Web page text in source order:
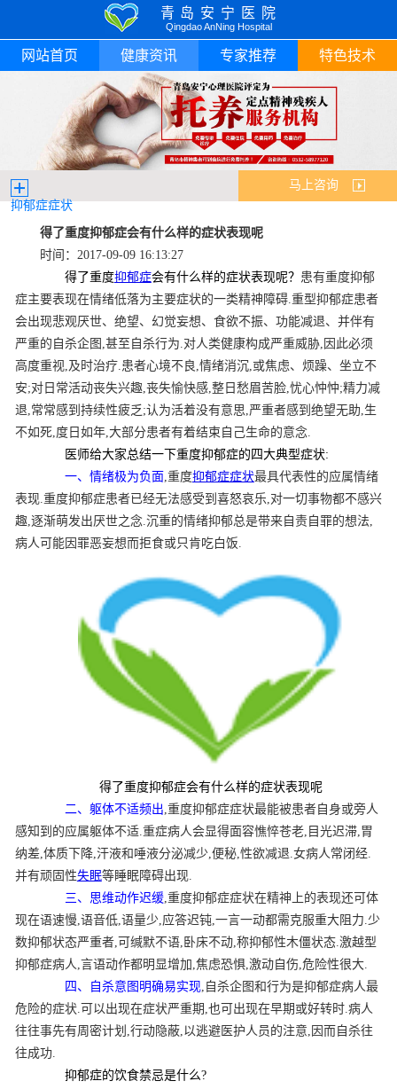
青岛安宁医院
Qingdao AnNing Hospital
网站首页 健康资讯 专家推荐 特色技术
抑郁症症状
马上咨询
得了重度抑郁症会有什么样的症状表现呢
时间：2017-09-09 16:13:27
得了重度抑郁症会有什么样的症状表现呢？ 患有重度抑郁
症主要表现在情绪低落为主要症状的一类精神障碍.重型抑郁症患者
会出现悲观厌世、绝望、幻觉妄想、食欲不振、功能减退、并伴有
严重的自杀企图,甚至自杀行为.对人类健康构成严重威胁,因此必须
高度重视,及时治疗.患者心境不良,情绪消沉,或焦虑、烦躁、坐立不
安;对日常活动丧失兴趣,丧失愉快感,整日愁眉苦脸,忧心忡忡;精力减
退,常常感到持续性疲乏;认为活着没有意思,严重者感到绝望无助,生
不如死,度日如年,大部分患者有着结束自己生命的意念.
医师给大家总结一下重度抑郁症的四大典型症状:
一、情绪极为负面,重度抑郁症症状最具代表性的应属情绪
表现.重度抑郁症患者已经无法感受到喜怒哀乐,对一切事物都不感兴
趣,逐渐萌发出厌世之念.沉重的情绪抑郁总是带来自责自罪的想法,
病人可能因罪恶妄想而拒食或只肯吃白饭.
得了重度抑郁症会有什么样的症状表现呢
二、躯体不适频出 ,重度抑郁症症状最能被患者自身或旁人
感知到的应属躯体不适.重症病人会显得面容憔悴苍老,目光迟滞,胃
纳差,体质下降,汗液和唾液分泌减少,便秘,性欲减退.女病人常闭经.
并有顽固性失眠等睡眠障碍出现.
三、思维动作迟缓,重度抑郁症症状在精神上的表现还可体
现在语速慢,语音低,语量少,应答迟钝,一言一动都需克服重大阻力.少
数抑郁状态严重者,可缄默不语,卧床不动,称抑郁性木僵状态.激越型
抑郁症病人,言语动作都明显增加,焦虑恐惧,激动自伤,危险性很大.
四、自杀意图明确易实现,自杀企图和行为是抑郁症病人最
危险的症状.可以出现在症状严重期,也可出现在早期或好转时.病人
往往事先有周密计划,行动隐蔽,以逃避医护人员的注意,因而自杀往
往成功.
抑郁症的饮食禁忌是什么?